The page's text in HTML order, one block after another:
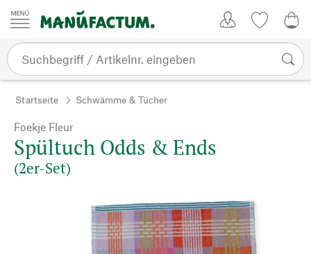
Zum Inhalt springen
Startseite Schwämme & Tücher
Foekje Fleur
Spültuch Odds & Ends
(2er-Set)